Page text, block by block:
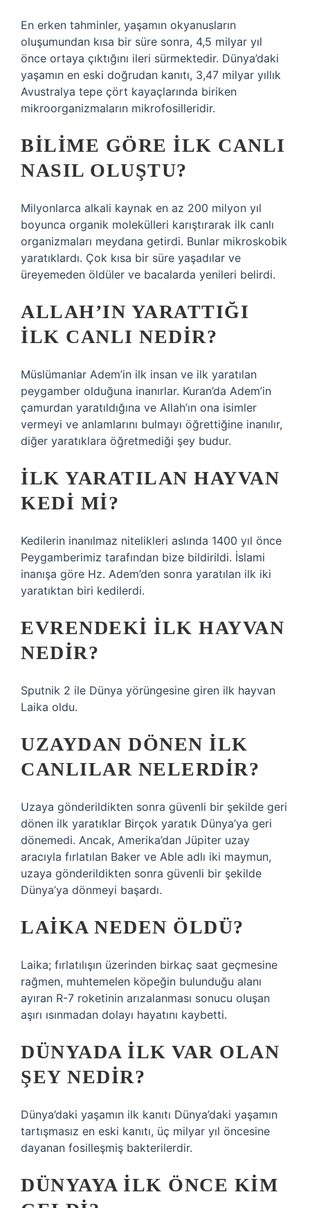
En erken tahminler, yaşamın okyanusların
oluşumundan kısa bir süre sonra, 4,5 milyar yıl
önce ortaya çıktığını ileri sürmektedir. Dünya’daki
yaşamın en eski doğrudan kanıtı, 3,47 milyar yıllık
Avustralya tepe çört kayaçlarında biriken
mikroorganizmaların mikrofosilleridir.
BILIME GÖRE ILK CANLI
NASIL OLUŞTU?
Milyonlarca alkali kaynak en az 200 milyon yıl
boyunca organik molekülleri karıştırarak ilk canlı
organizmaları meydana getirdi. Bunlar mikroskobik
yaratıklardı. Çok kısa bir süre yaşadılar ve
üreyemeden öldüler ve bacalarda yenileri belirdi.
ALLAH’IN YARATTIĞI
ILK CANLI NEDIR?
Müslümanlar Adem’in ilk insan ve ilk yaratılan
peygamber olduğuna inanırlar. Kuran’da Adem’in
çamurdan yaratıldığına ve Allah’ın ona isimler
vermeyi ve anlamlarını bulmayı öğrettiğine inanılır,
diğer yaratıklara öğretmediği şey budur.
İLK YARATILAN HAYVAN
KEDI MI?
Kedilerin inanılmaz nitelikleri aslında 1400 yıl önce
Peygamberimiz tarafından bize bildirildi. İslami
inanışa göre Hz. Adem’den sonra yaratılan ilk iki
yaratıktan biri kedilerdi.
EVRENDEKI ILK HAYVAN
NEDIR?
Sputnik 2 ile Dünya yörüngesine giren ilk hayvan
Laika oldu.
UZAYDAN DÖNEN ILK
CANLILAR NELERDIR?
Uzaya gönderildikten sonra güvenli bir şekilde geri
dönen ilk yaratıklar Birçok yaratık Dünya’ya geri
dönemedi. Ancak, Amerika’dan Jüpiter uzay
aracıyla fırlatılan Baker ve Able adlı iki maymun,
uzaya gönderildikten sonra güvenli bir şekilde
Dünya’ya dönmeyi başardı.
LAIKA NEDEN ÖLDÜ?
Laika; fırlatılışın üzerinden birkaç saat geçmesine
rağmen, muhtemelen köpeğin bulunduğu alanı
ayıran R-7 roketinin arızalanması sonucu oluşan
aşırı ısınmadan dolayı hayatını kaybetti.
DÜNYADA ILK VAR OLAN
ŞEY NEDIR?
Dünya’daki yaşamın ilk kanıtı Dünya’daki yaşamın
tartışmasız en eski kanıtı, üç milyar yıl öncesine
dayanan fosilleşmiş bakterilerdir.
DÜNYAYA ILK ÖNCE KIM